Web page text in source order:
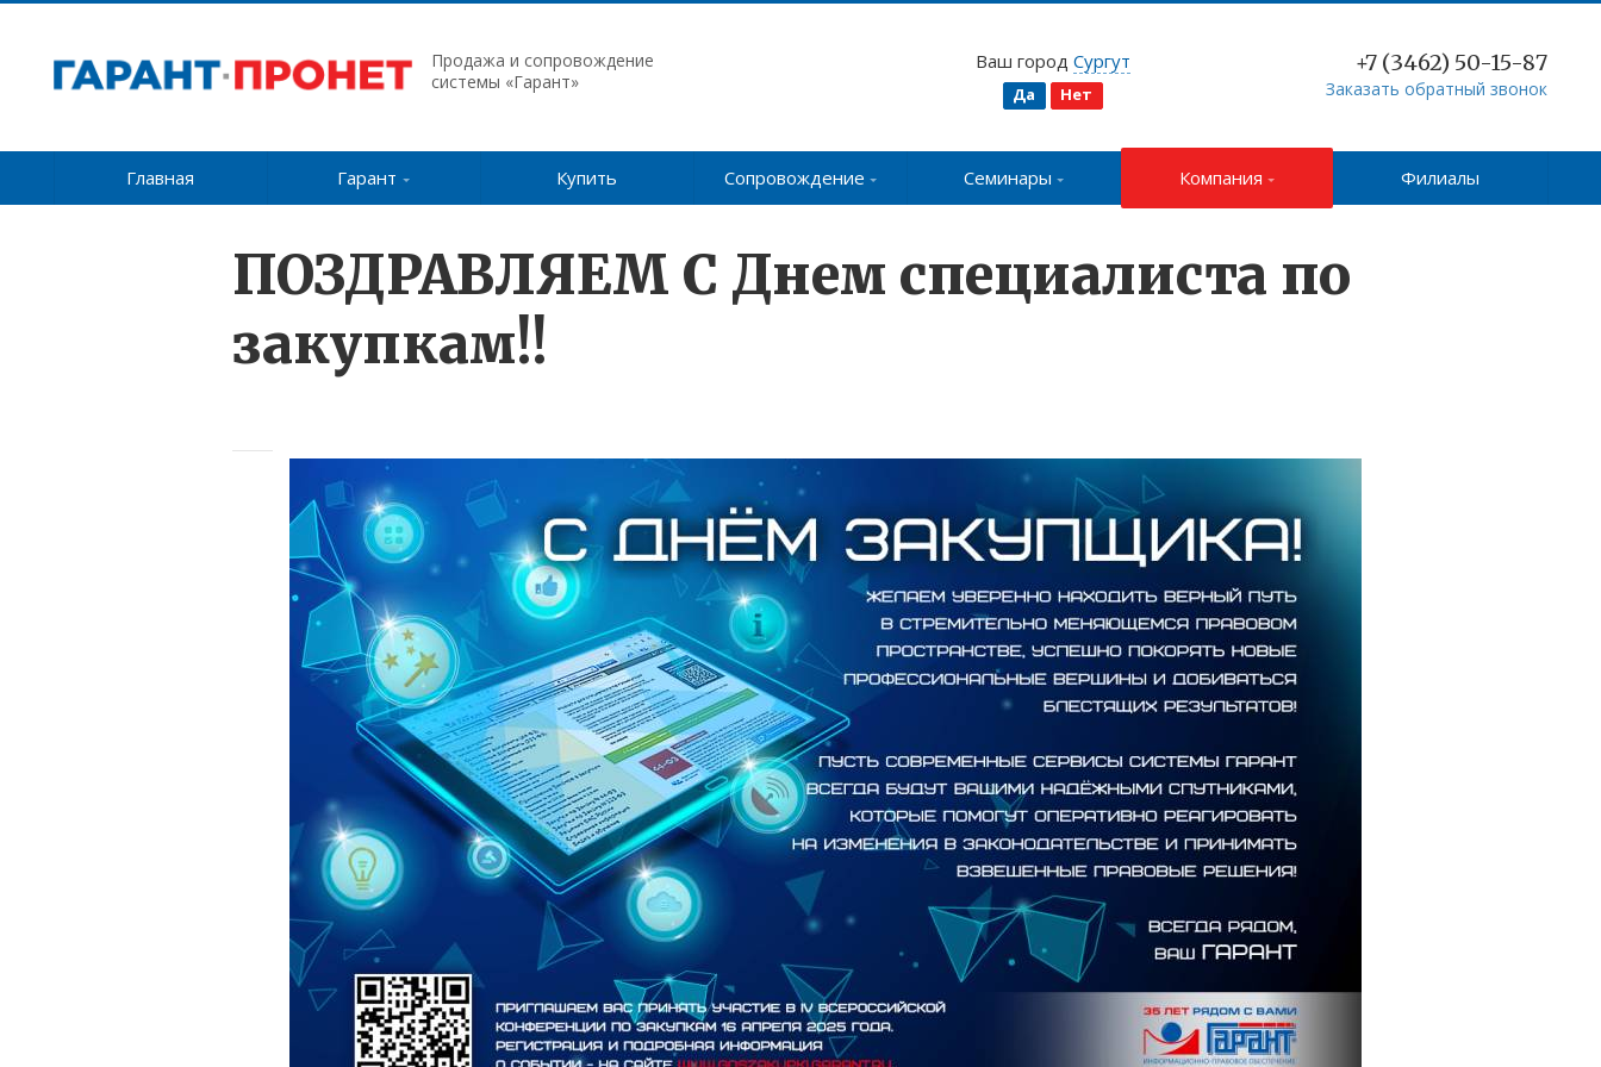
Продажа и сопровождение
системы «Гарант»
Ваш город Сургут
Да Нет
+7 (3462) 50-15-87
Заказать обратный звонок
Главная Гарант Купить Сопровождение Семинары Компания Филиалы
ПОЗДРАВЛЯЕМ С Днем специалиста по
закупкам!!